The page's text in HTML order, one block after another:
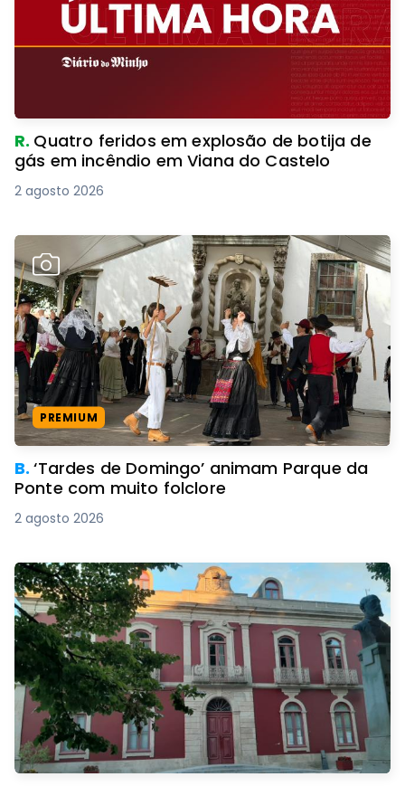
R. Quatro feridos em explosão de botija de
gás em incêndio em Viana do Castelo
2 agosto 2026
PREMIUM
B.‘Tardes de Domingo’ animam Parque da
Ponte com muito folclore
2 agosto 2026